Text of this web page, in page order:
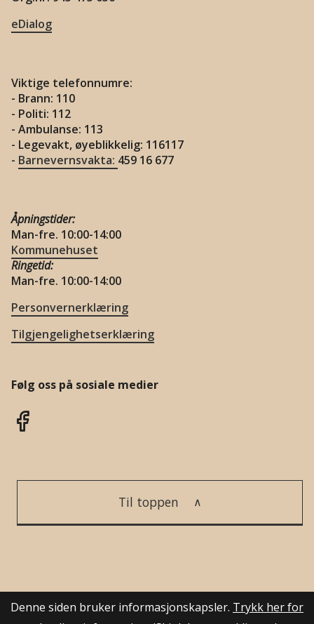
eDialog
Viktige telefonnumre:
- Brann: 110
- Politi: 112
- Ambulanse: 113
- Legevakt, øyeblikkelig: 116117
- Barnevernsvakta: 459 16 677
Åpningstider:
Man-fre. 10:00-14:00
Kommunehuset
Ringetid:
Man-fre. 10:00-14:00
Personvernerklæring
Tilgjengelighetserklæring
Følg oss på sosiale medier
Til toppen
Denne siden bruker informasjonskapsler. Trykk her for